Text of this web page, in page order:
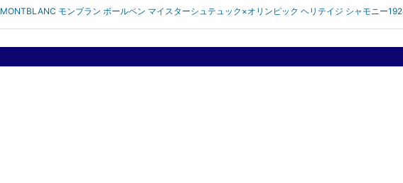
MONTBLANC モンブラン ボールペン マイスターシュテュック×オリンピック ヘリテイジ シャモニー